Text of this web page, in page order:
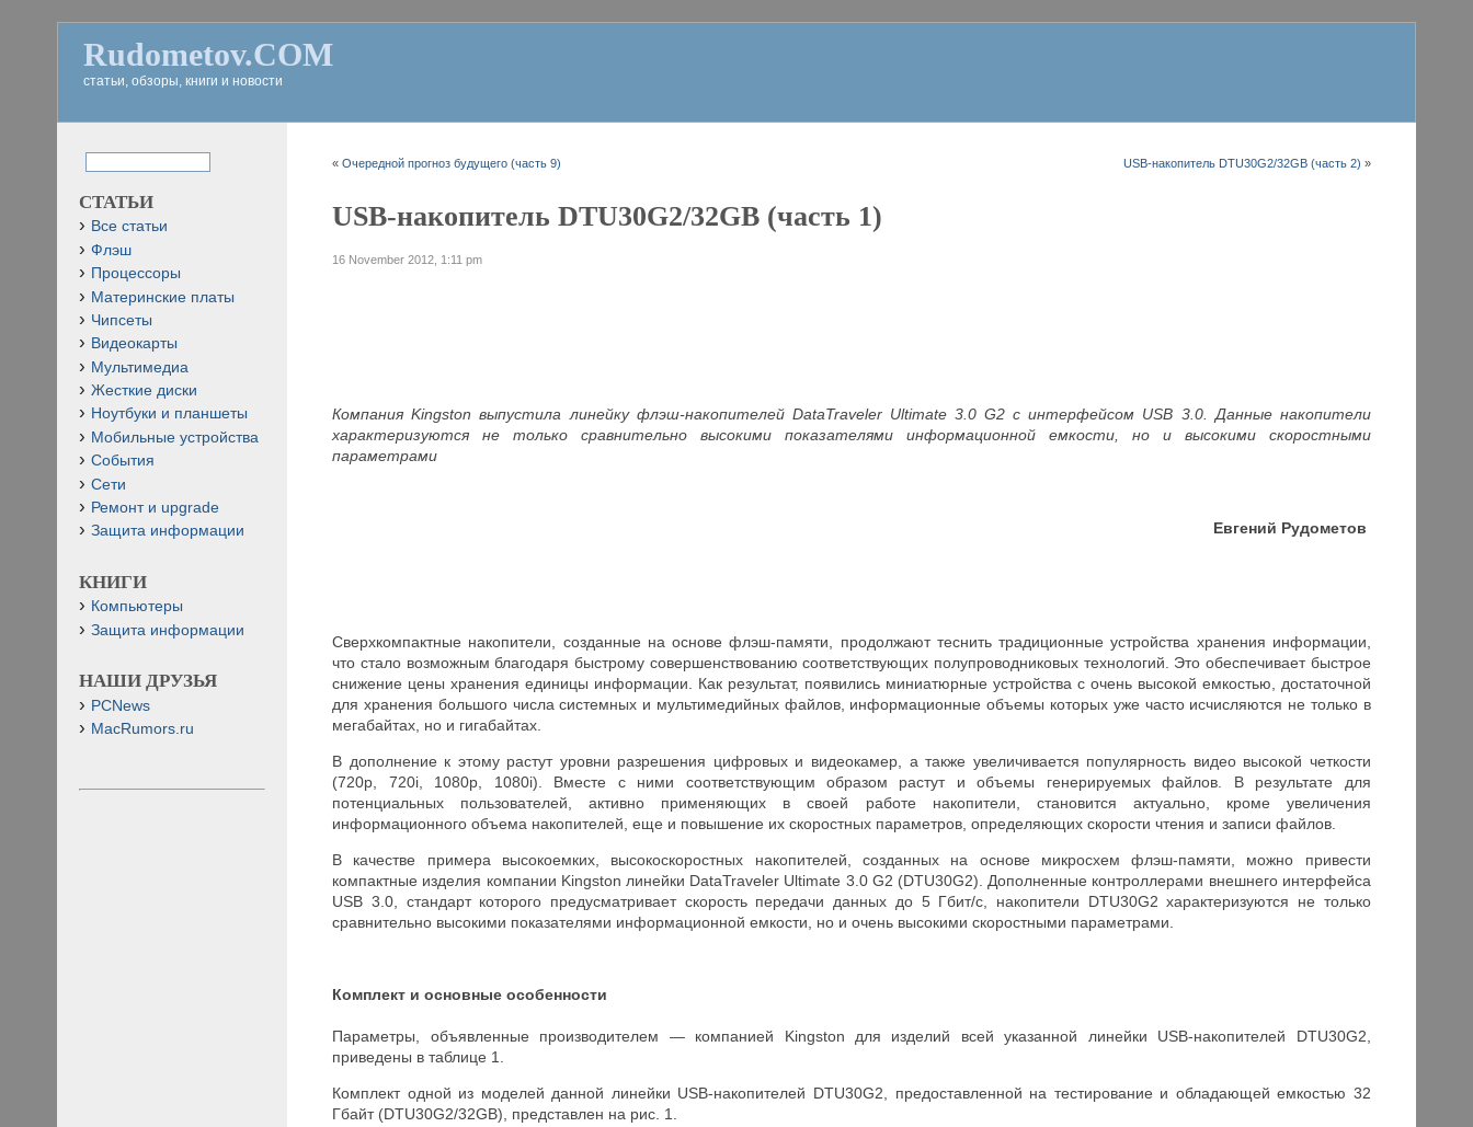
Rudometov.COM
статьи, обзоры, книги и новости
«Очередной прогноз будущего (часть 9) USB-накопитель DTU30G2/32GB (часть 2) »
USB-накопитель DTU30G2/32GB (часть 1)
16 November 2012, 1:11 pm
Компания Kingston выпустила линейку флэш-накопителей DataTraveler Ultimate 3.0 G2 с интерфейсом USB 3.0. Данные накопители
характеризуются не только сравнительно высокими показателями информационной емкости, но и высокими скоростными
параметрами
Евгений Рудометов
Сверхкомпактные накопители, созданные на основе флэш-памяти, продолжают теснить традиционные устройства хранения информации,
что стало возможным благодаря быстрому совершенствованию соответствующих полупроводниковых технологий. Это обеспечивает быстрое
снижение цены хранения единицы информации. Как результат, появились миниатюрные устройства с очень высокой емкостью, достаточной
для хранения большого числа системных и мультимедийных файлов, информационные объемы которых уже часто исчисляются не только в
мегабайтах, но и гигабайтах.
В дополнение к этому растут уровни разрешения цифровых и видеокамер, а также увеличивается популярность видео высокой четкости
(720p, 720i, 1080p, 1080i). Вместе с ними соответствующим образом растут и объемы генерируемых файлов. В результате для
потенциальных пользователей, активно применяющих в своей работе накопители, становится актуально, кроме увеличения
информационного объема накопителей, еще и повышение их скоростных параметров, определяющих скорости чтения и записи файлов.
В качестве примера высокоемких, высокоскоростных накопителей, созданных на основе микросхем флэш-памяти, можно привести
компактные изделия компании Kingston линейки DataTraveler Ultimate 3.0 G2 (DTU30G2). Дополненные контроллерами внешнего интерфейса
USB 3.0, стандарт которого предусматривает скорость передачи данных до 5 Гбит/с, накопители DTU30G2 характеризуются не только
сравнительно высокими показателями информационной емкости, но и очень высокими скоростными параметрами.
Комплект и основные особенности
Параметры, объявленные производителем —компанией Kingston для изделий всей указанной линейки USB-накопителей DTU30G2,
приведены в таблице 1.
Комплект одной из моделей данной линейки USB-накопителей DTU30G2, предоставленной на тестирование и обладающей емкостью 32
Гбайт (DTU30G2/32GB), представлен на рис. 1.
СТАТЬИ
Все статьи
Флэш
Процессоры
Материнские платы
Чипсеты
Видеокарты
Мультимедиа
Жесткие диски
Ноутбуки и планшеты
Мобильные устройства
События
Сети
Ремонт и upgrade
Защита информации
КНИГИ
Компьютеры
Защита информации
НАШИ ДРУЗЬЯ
PCNews
MacRumors.ru